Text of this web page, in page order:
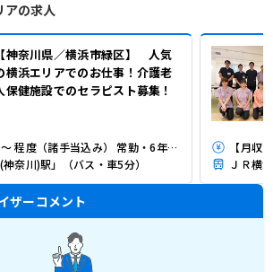
アの求人
【神奈川県／横浜市緑区】 人気
横浜エリアでのお仕事！介護老
保健施設でのセラピスト募集！
【月収】27.1万円 ～ 程度（諸手当込み） 常勤・6年経験モデル
奈川)駅」（バス・車5分）
【月収
ＪＲ横
ザーコメント